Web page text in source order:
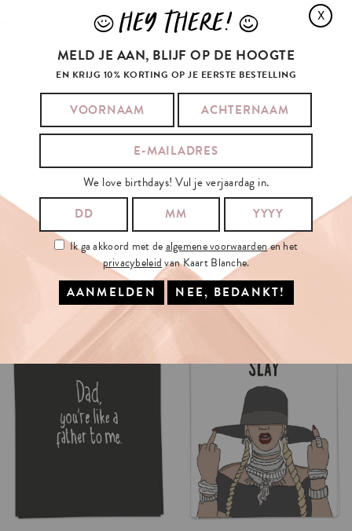
X
JHEY THERE! L
MELD JE AAN, BLIJF OP DE HOOGTE
EN KRIJG 10% KORTING OP JE EERSTE BESTELLING
We love birthdays! Vul je verjaardag in.
Ik ga akkoord met dealgemene voorwaardenen het
privacybeleidvan Kaart Blanche.